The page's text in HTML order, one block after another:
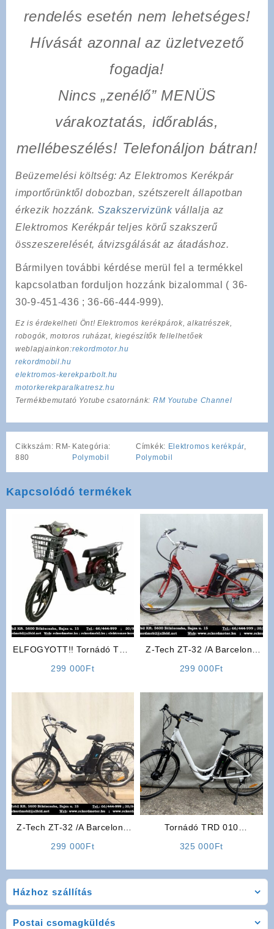
Házhoz szállítás
Postai csomagküldés
rendelés esetén nem lehetséges!
Hívását azonnal az üzletvezető
fogadja!
Nincs „zenélő” MENÜS
várakoztatás, időrablás,
mellébeszélés! Telefonáljon bátran!
Beüzemelési költség: Az Elektromos Kerékpár
importőrünktől dobozban, szétszerelt állapotban
érkezik hozzánk. Szakszervizünk vállalja az
Elektromos Kerékpár teljes körű szakszerű
összeszerelését, átvizsgálását az átadáshoz.
Bármilyen további kérdése merül fel a termékkel
kapcsolatban forduljon hozzánk bizalommal ( 36-
30-9-451-436 ; 36-66-444-999).
Ez is érdekelheti Önt! Elektromos kerékpárok, alkatrészek,
robogók, motoros ruházat, kiegészítők fellelhetőek
weblapjainkon:rekordmotor.hu
rekordmobil.hu
elektromos-kerekparbolt.hu
motorkerekparalkatresz.hu
Termékbemutató Yotube csatornánk: RM Youtube Channel
Cikkszám: RM-
880
Kategória:
Polymobil
Címkék: Elektromos kerékpár,
Polymobil
Kapcsolódó termékek
ELFOGYOTT!! Tornádó TRD
299 000Ft
Z-Tech ZT-32 /A Barcelona
299 000Ft
Z-Tech ZT-32 /A Barcelona
299 000Ft
Tornádó TRD 010
325 000Ft